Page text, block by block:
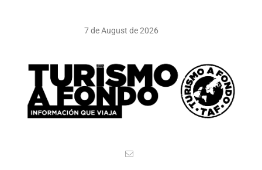
7 de August de 2026